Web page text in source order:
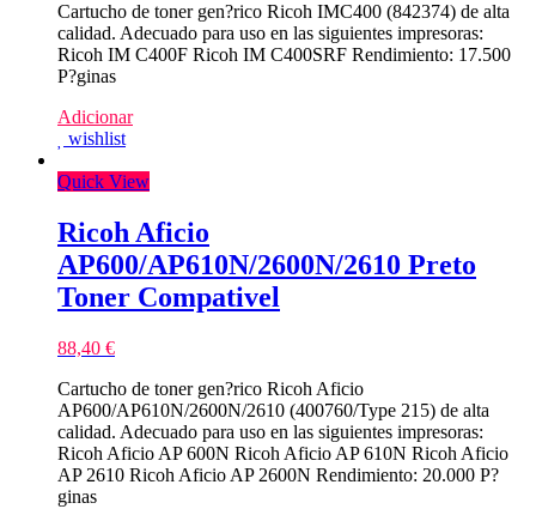
Cartucho de toner gen?rico Ricoh IMC400 (842374) de alta
calidad. Adecuado para uso en las siguientes impresoras:
Ricoh IM C400F Ricoh IM C400SRF Rendimiento: 17.500
P?ginas
Adicionar
wishlist
Quick View
Ricoh Aficio
AP600/AP610N/2600N/2610 Preto
Toner Compativel
88,40 €
Cartucho de toner gen?rico Ricoh Aficio
AP600/AP610N/2600N/2610 (400760/Type 215) de alta
calidad. Adecuado para uso en las siguientes impresoras:
Ricoh Aficio AP 600N Ricoh Aficio AP 610N Ricoh Aficio
AP 2610 Ricoh Aficio AP 2600N Rendimiento: 20.000 P?
ginas